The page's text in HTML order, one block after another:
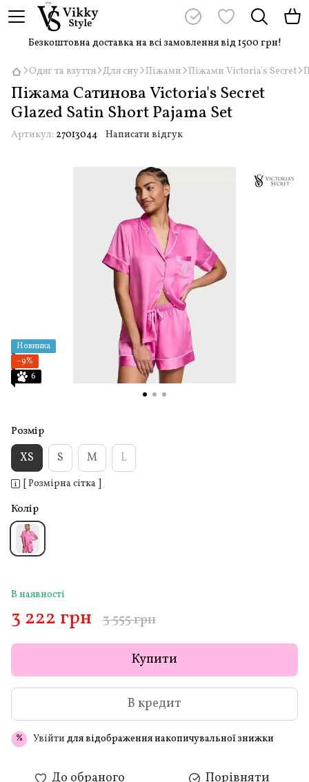
Безкоштовна доставка на всі замовлення від 1500 грн!
Одяг та взуття Для сну Піжами Піжами Victoria's Secret
Піжама Сатинова Victoria's Secret
Glazed Satin Short Pajama Set
Артикул: 27013044 Написати відгук
Новинка
−9%
6
Розмір
XS S M L
[ Розмірна сітка ]
Колір
В наявності
3 222 грн 3 555 грн
Купити
В кредит
% Увійти для відображення накопичувальної знижки
До обраного Порівняти